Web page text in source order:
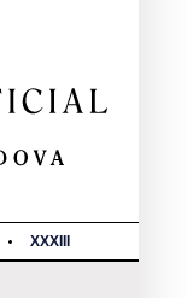
XXXIII